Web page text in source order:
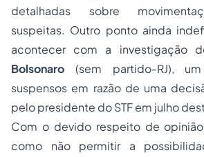
detalhadas sobre
suspeitas. Outro ponto ainda
acontecer com a investigação
Bolsonaro (sem partido-RJ),
suspensos em razão de uma
pelo presidente do STF em julho
Com o devido respeito de
como não permitir a